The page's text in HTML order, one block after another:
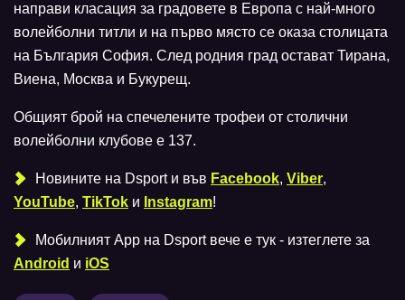
направи класация за градовете в Европа с най-много
волейболни титли и на първо място се оказа столицата
на България София. След родния град остават Тирана,
Виена, Москва и Букурещ.
Общият брой на спечелените трофеи от столични
волейболни клубове е 137.
Новините на Dsport и във Facebook, Viber,
YouTube, TikTok и Instagram!
Мобилният Аpp на Dsport вече е тук - изтеглете за
Android и iOS